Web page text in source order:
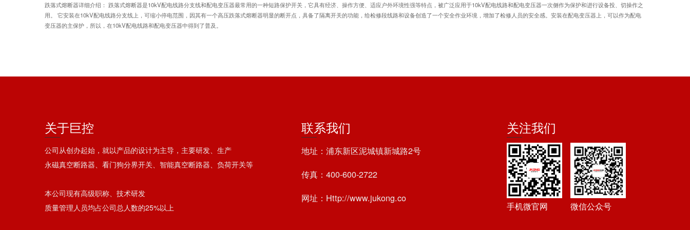
跌落式熔断器详细介绍： 跌落式熔断器是10kV配电线路分支线和配电变压器最常用的一种短路保护开关，它具有经济、操作方便、适应户外环境性强等特点，被广泛应用于10kV配电线路和配电变压器一次侧作为保护和进行设备投、切操作之
用。 它安装在10kV配电线路分支线上，可缩小停电范围，因其有一个高压跌落式熔断器明显的断开点，具备了隔离开关的功能，给检修段线路和设备创造了一个安全作业环境，增加了检修人员的安全感。安装在配电变压器上，可以作为配电
变压器的主保护，所以，在10kV配电线路和配电变压器中得到了普及。
关于巨控
公司从创办起始，就以产品的设计为主导，主要研发、生产
永磁真空断路器、看门狗分界开关、智能真空断路器、负荷开关等
本公司现有高级职称、技术研发
质量管理人员均占公司总人数的25%以上
联系我们
地址：浦东新区泥城镇新城路2号
传真：400-600-2722
网址：Http://www.jukong.co
关注我们
手机微官网 微信公众号